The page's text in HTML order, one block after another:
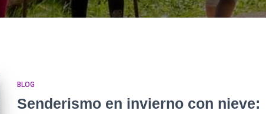
BLOG
Senderismo en invierno con nieve: